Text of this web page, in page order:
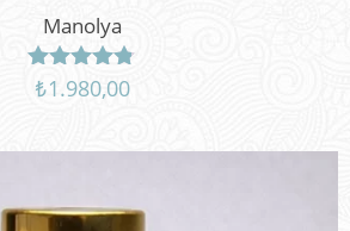
Manolya
5
üzerinden
₺1.980,00